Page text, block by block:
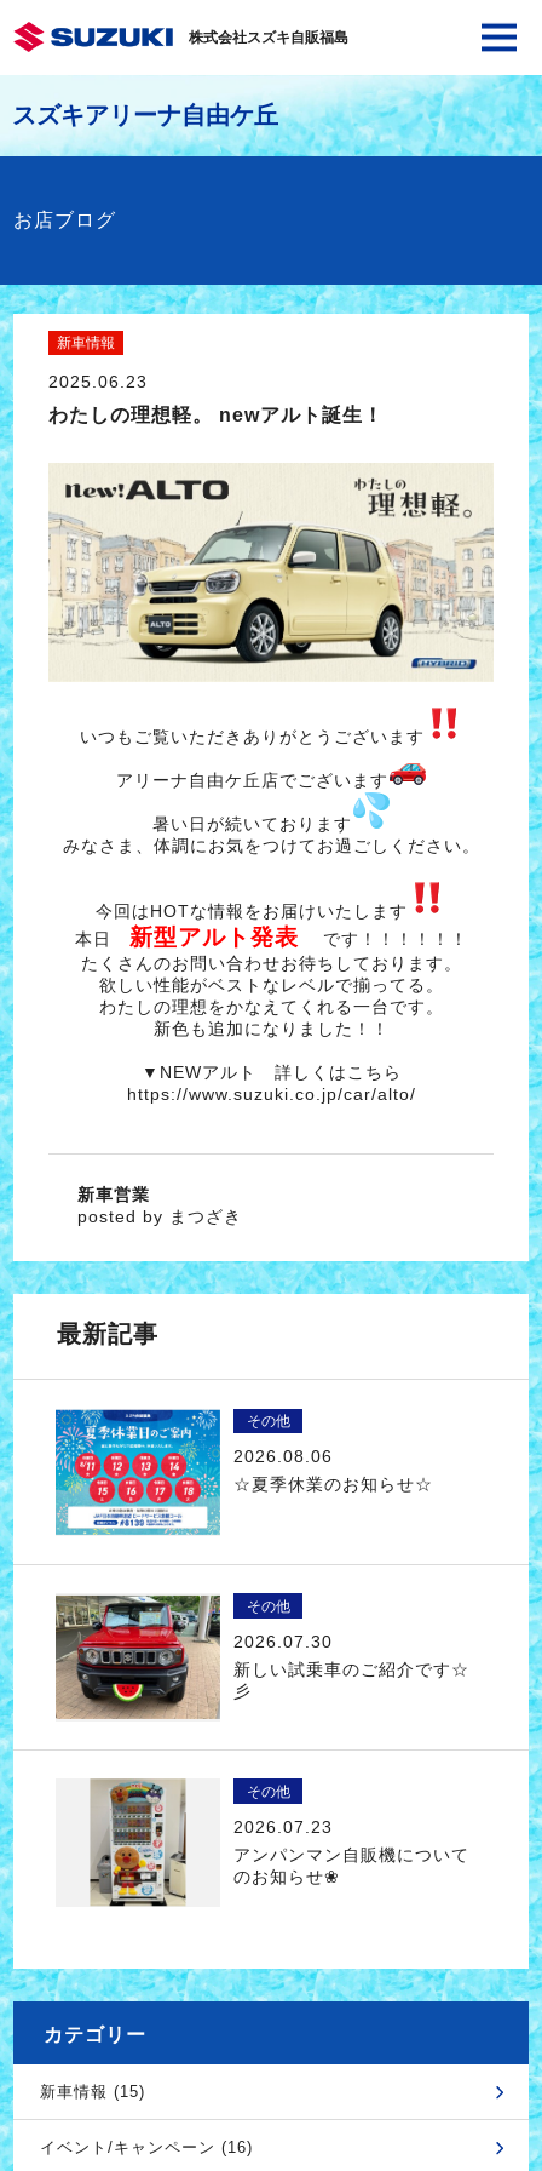
株式会社スズキ自販福島
スズキアリーナ自由ケ丘
お店ブログ
新車情報
2025.06.23
わたしの理想軽。 newアルト誕生！
いつもご覧いただきありがとうございます
アリーナ自由ケ丘店でございます
暑い日が続いております
みなさま、体調にお気をつけてお過ごしください。
今回はHOTな情報をお届けいたします
本日 新型アルト発表
です！！！！！！
たくさんのお問い合わせお待ちしております。
欲しい性能がベストなレベルで揃ってる。
わたしの理想をかなえてくれる一台です。
新色も追加になりました！！
▼NEWアルト 詳しくはこちら
https://www.suzuki.co.jp/car/alto/
新車営業
posted by まつざき
最新記事
その他
2026.08.06
☆夏季休業のお知らせ☆
その他
2026.07.30
新しい試乗車のご紹介です☆
彡
その他
2026.07.23
アンパンマン自販機について
のお知らせ❀
カテゴリー
新車情報 (15)
イベント/キャンペーン (16)